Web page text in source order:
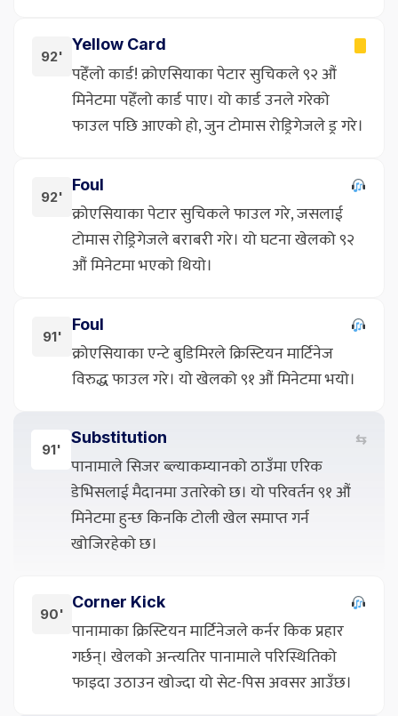
92'
Yellow Card
पहेँलो कार्ड! क्रोएसियाका पेटार सुचिकले ९२ औं
मिनेटमा पहेँलो कार्ड पाए। यो कार्ड उनले गरेको
फाउल पछि आएको हो, जुन टोमास रोड्रिगेजले ड्र गरे।
92'
Foul
क्रोएसियाका पेटार सुचिकले फाउल गरे, जसलाई
टोमास रोड्रिगेजले बराबरी गरे। यो घटना खेलको ९२
औं मिनेटमा भएको थियो।
91'
Foul
क्रोएसियाका एन्टे बुडिमिरले क्रिस्टियन मार्टिनेज
विरुद्ध फाउल गरे। यो खेलको ९१ औं मिनेटमा भयो।
91'
Substitution ⇆
पानामाले सिजर ब्ल्याकम्यानको ठाउँमा एरिक
डेभिसलाई मैदानमा उतारेको छ। यो परिवर्तन ९१ औं
मिनेटमा हुन्छ किनकि टोली खेल समाप्त गर्न
खोजिरहेको छ।
90'
Corner Kick
पानामाका क्रिस्टियन मार्टिनेजले कर्नर किक प्रहार
गर्छन्। खेलको अन्त्यतिर पानामाले परिस्थितिको
फाइदा उठाउन खोज्दा यो सेट-पिस अवसर आउँछ।